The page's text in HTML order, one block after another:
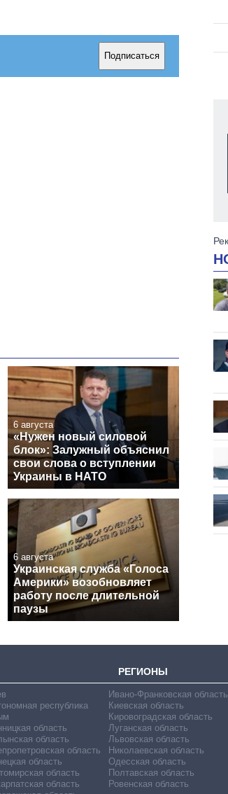
Подписаться
6 августа
«Нужен новый силовой
блок»: Залужный объяснил
свои слова о вступлении
Украины в НАТО
6 августа
Украинская служба «Голоса
Америки» возобновляет
работу после длительной
паузы
РЕГИОНЫ
республика
область
область
область
область
область
область
Ивано-Франковская область
Киевская область
Кировоградская область
Луганская область
Львовская область
Николаевская область
Одесская область
Полтавская область
Ровенская область